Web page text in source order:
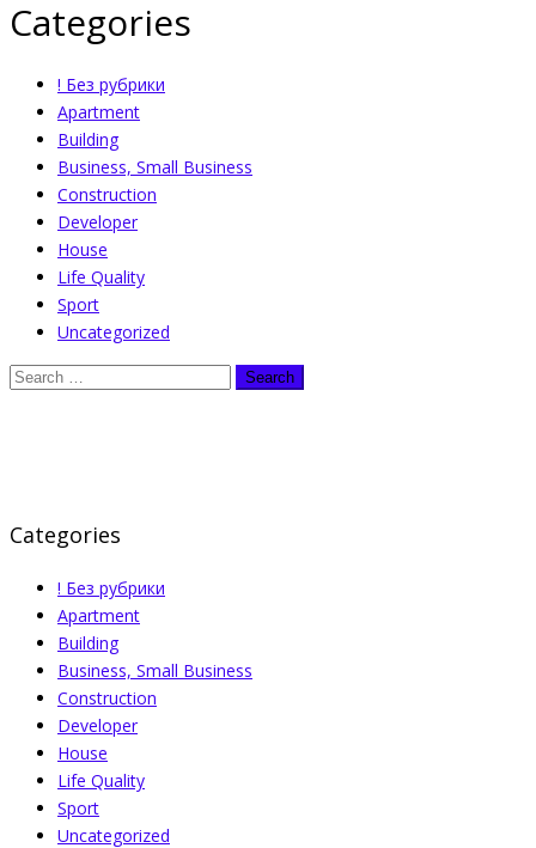
Categories
! Без рубрики
Apartment
Building
Business, Small Business
Construction
Developer
House
Life Quality
Sport
Uncategorized
Categories
! Без рубрики
Apartment
Building
Business, Small Business
Construction
Developer
House
Life Quality
Sport
Uncategorized